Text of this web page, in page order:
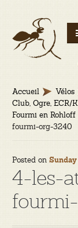
à
au
Accueil Vélos
Club, Ogre, ECR/
Fourmi en Rohloff
fourmi-org-3240
Posted on
4-les-